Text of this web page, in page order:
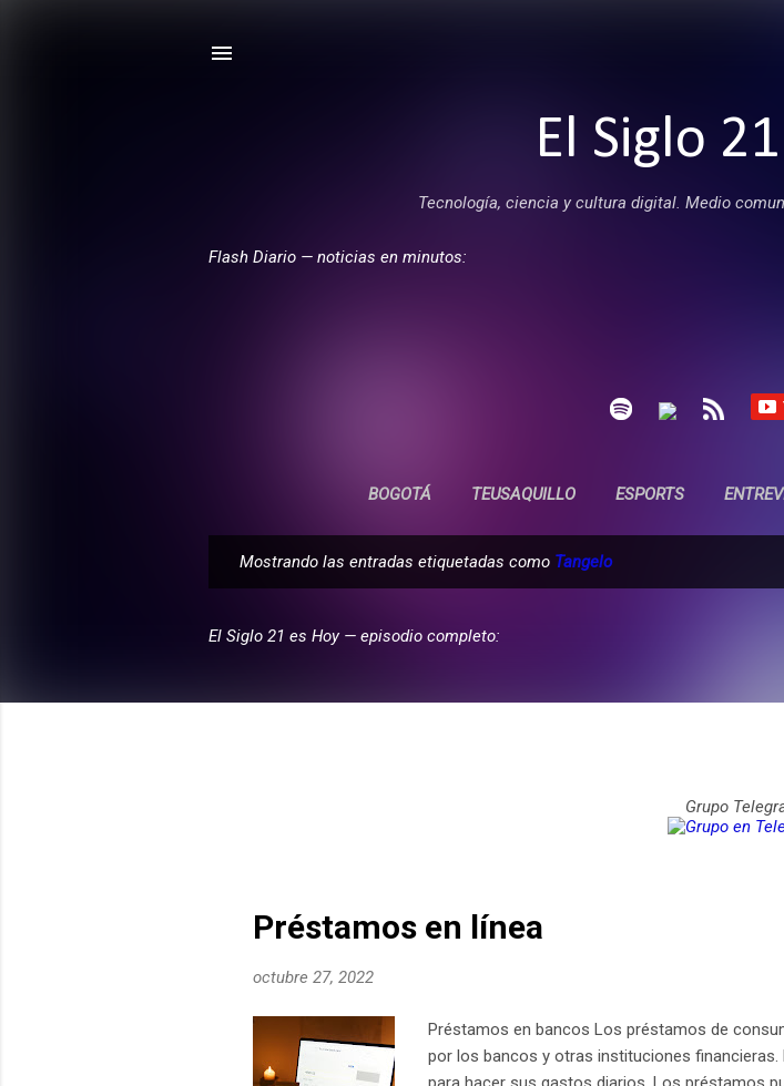
El Siglo
Tecnología, ciencia y cultura digital. Medio
Flash Diario — noticias en minutos:
BOGOTÁ TEUSAQUILLO ESPORTS
t
Mostrando las entradas etiquetadas como Tangelo
El Siglo 21 es Hoy — episodio completo:
Grupo
Préstamos en línea
octubre 27, 2022
Préstamos en bancos Los préstamos de
por los bancos y otras instituciones